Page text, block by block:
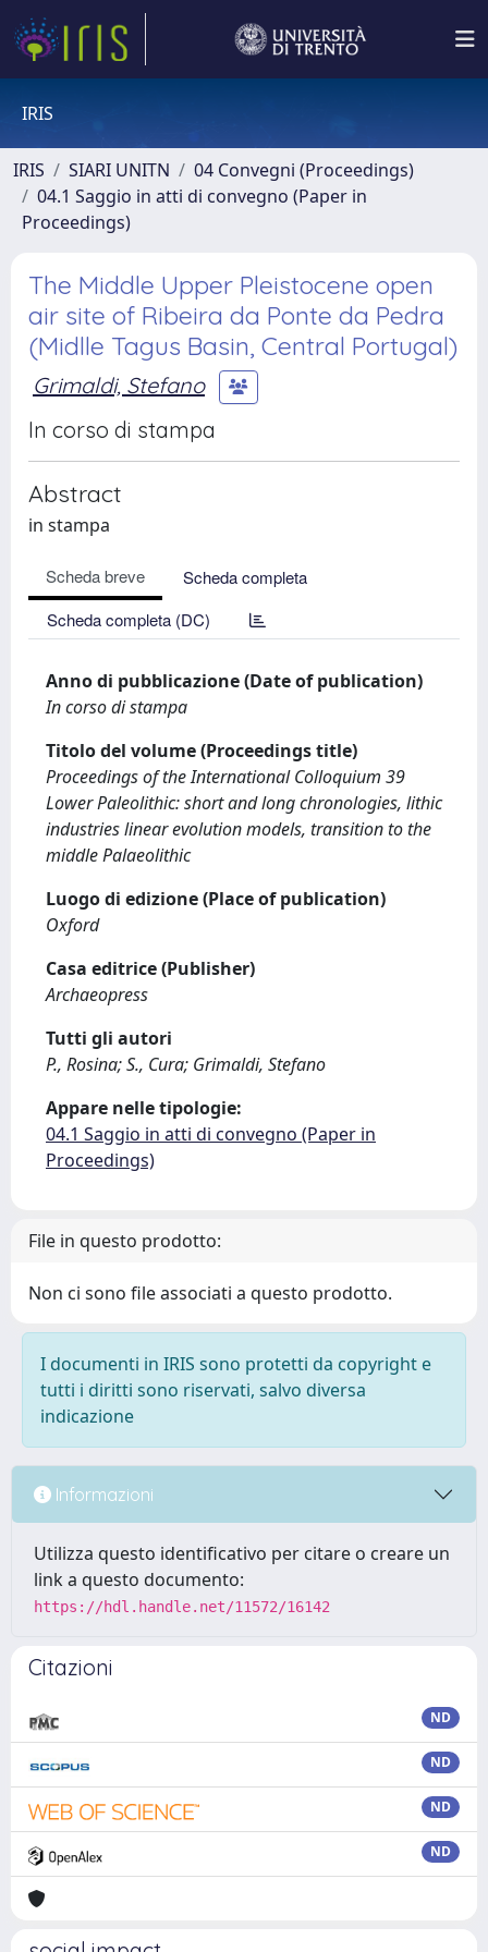
IRIS
IRIS SIARI UNITN
04 Convegni (Proceedings)
04.1 Saggio in atti di convegno (Paper in
Proceedings)
The Middle Upper Pleistocene open
air site of Ribeira da Ponte da Pedra
(Midlle Tagus Basin, Central Portugal)
Grimaldi, Stefano
In corso di stampa
Abstract
in stampa
Scheda breve
Scheda completa
Scheda completa (DC)
Anno di pubblicazione (Date of publication)
In corso di stampa
Titolo del volume (Proceedings title)
Proceedings of the International Colloquium 39
Lower Paleolithic: short and long chronologies, lithic
industries linear evolution models, transition to the
middle Palaeolithic
Luogo di edizione (Place of publication)
Oxford
Casa editrice (Publisher)
Archaeopress
Tutti gli autori
P., Rosina; S., Cura; Grimaldi, Stefano
Appare nelle tipologie:
04.1 Saggio in atti di convegno (Paper in
Proceedings)
File in questo prodotto:
Non ci sono file associati a questo prodotto.
I documenti in IRIS sono protetti da copyright e
tutti i diritti sono riservati, salvo diversa
indicazione
Informazioni
Utilizza questo identificativo per citare o creare un
link a questo documento:
https://hdl.handle.net/11572/16142
Citazioni
ND
ND
ND
ND